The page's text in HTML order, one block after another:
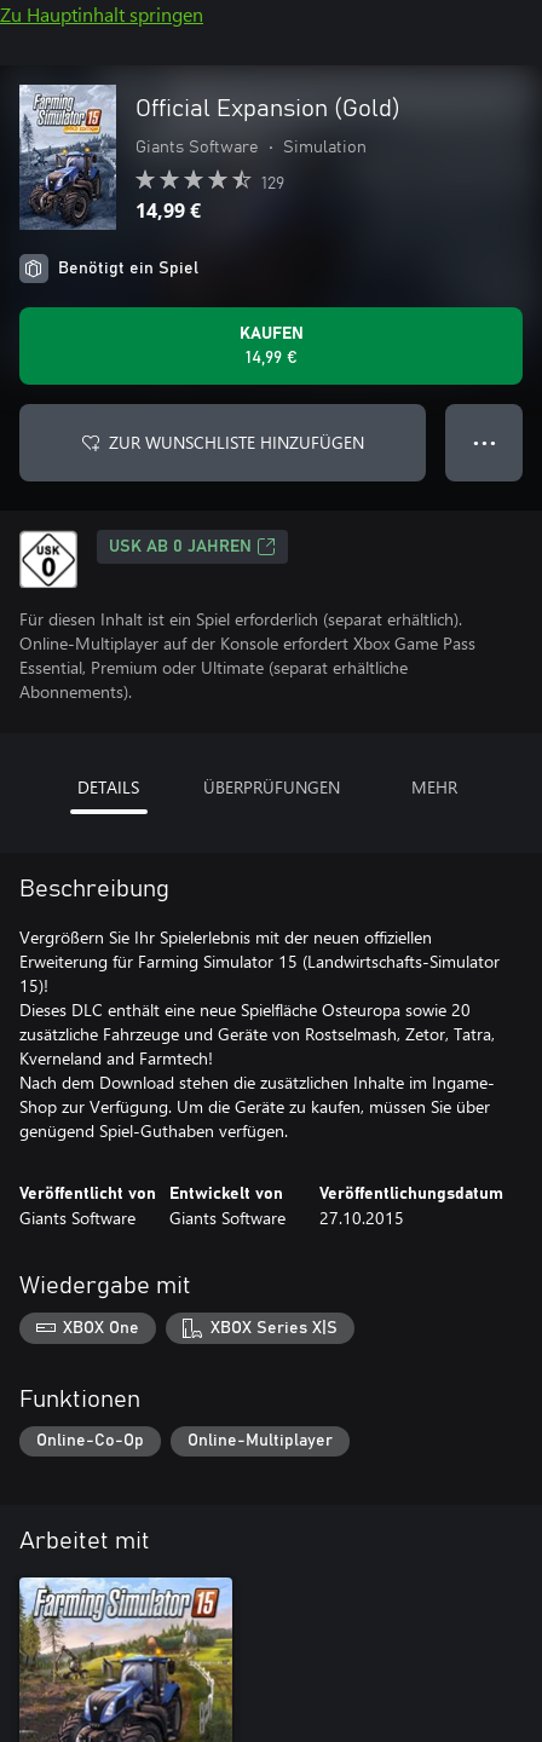
Zu Hauptinhalt springen
Official Expansion (Gold)
Giants Software • Simulation
129
14,99 €
Benötigt ein Spiel
KAUFEN
14,99 €
ZUR WUNSCHLISTE HINZUFÜGEN ● ● ●
USK AB 0 JAHREN
Für diesen Inhalt ist ein Spiel erforderlich (separat erhältlich).
Online-Multiplayer auf der Konsole erfordert Xbox Game Pass
Essential, Premium oder Ultimate (separat erhältliche
Abonnements).
DETAILS ÜBERPRÜFUNGEN MEHR
Beschreibung
Vergrößern Sie Ihr Spielerlebnis mit der neuen offiziellen
Erweiterung für Farming Simulator 15 (Landwirtschafts-Simulator
15)!
Dieses DLC enthält eine neue Spielfläche Osteuropa sowie 20
zusätzliche Fahrzeuge und Geräte von Rostselmash, Zetor, Tatra,
Kverneland and Farmtech!
Nach dem Download stehen die zusätzlichen Inhalte im Ingame-
Shop zur Verfügung. Um die Geräte zu kaufen, müssen Sie über
genügend Spiel-Guthaben verfügen.
Veröffentlicht von
Giants Software
Entwickelt von
Giants Software
Veröffentlichungsdatum
27.10.2015
Wiedergabe mit
XBOX One XBOX Series X|S
Funktionen
Online-Co-Op Online-Multiplayer
Arbeitet mit